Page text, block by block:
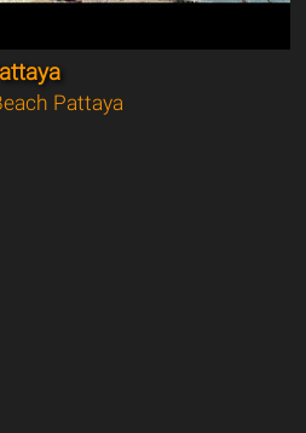
Pattaya